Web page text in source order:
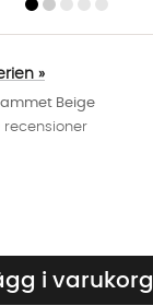
Beige
»
recensioner
i varukorg